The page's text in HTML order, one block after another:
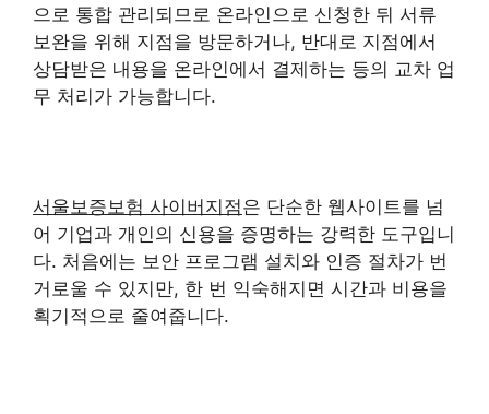
으로 통합 관리되므로 온라인으로 신청한 뒤 서류
보완을 위해 지점을 방문하거나, 반대로 지점에서
상담받은 내용을 온라인에서 결제하는 등의 교차 업
무 처리가 가능합니다.
서울보증보험 사이버지점은 단순한 웹사이트를 넘
어 기업과 개인의 신용을 증명하는 강력한 도구입니
다. 처음에는 보안 프로그램 설치와 인증 절차가 번
거로울 수 있지만, 한 번 익숙해지면 시간과 비용을
획기적으로 줄여줍니다.